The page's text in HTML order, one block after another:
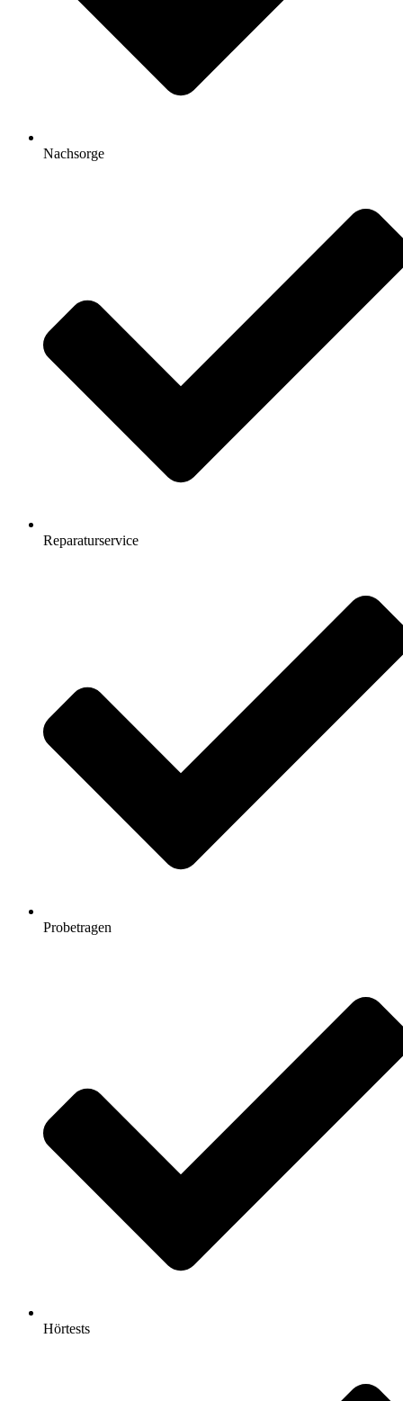
Nachsorge
Reparaturservice
Probetragen
Hörtests